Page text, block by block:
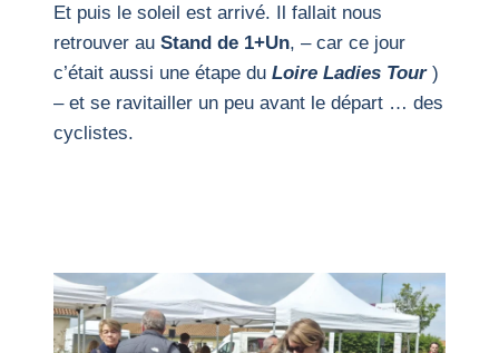
Et puis le soleil est arrivé. Il fallait nous
retrouver au Stand de 1+Un, – car ce jour
c’était aussi une étape du Loire Ladies Tour )
– et se ravitailler un peu avant le départ … des
cyclistes.